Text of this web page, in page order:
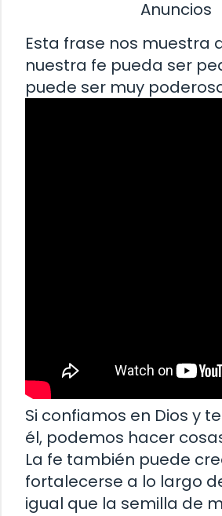
Anuncios
Esta frase nos muestra
nuestra fe pueda ser
puede ser muy
Si confiamos en Dios y
él, podemos hacer
La fe también puede
fortalecerse a lo largo
igual que la semilla de